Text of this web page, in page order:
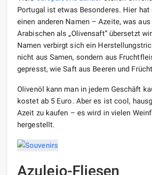
Portugal ist etwas Besonderes. Hier hat
einen anderen Namen – Azeite, was
Arabischen als „Olivensaft“ übersetzt
Namen verbirgt sich ein
nicht aus Samen, sondern aus
gepresst, wie Saft aus Beeren und
Olivenöl kann man in jedem Geschäft
kostet ab 5 Euro. Aber es ist cool,
Azeit zu kaufen – es wird in vielen
hergestellt.
Azulejo-Fliesen